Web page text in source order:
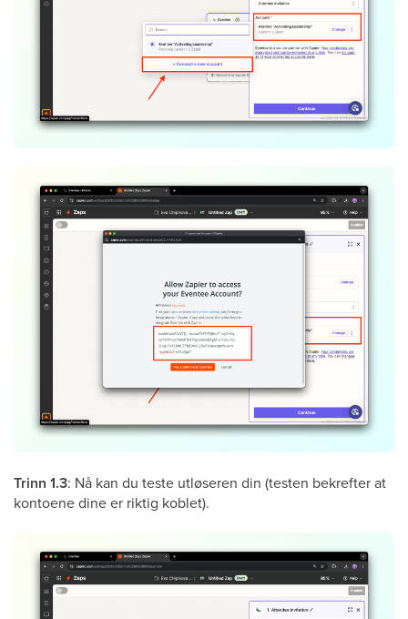
Trinn 1.3: Nå kan du teste utløseren din (testen bekrefter at
kontoene dine er riktig koblet).